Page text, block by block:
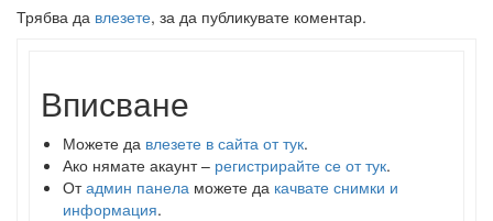
Трябва да влезете, за да публикувате коментар.
Вписване
Можете да влезете в сайта от тук.
Ако нямате акаунт – регистрирайте се от тук.
Отадмин панела можете да качвате снимки и
информация.